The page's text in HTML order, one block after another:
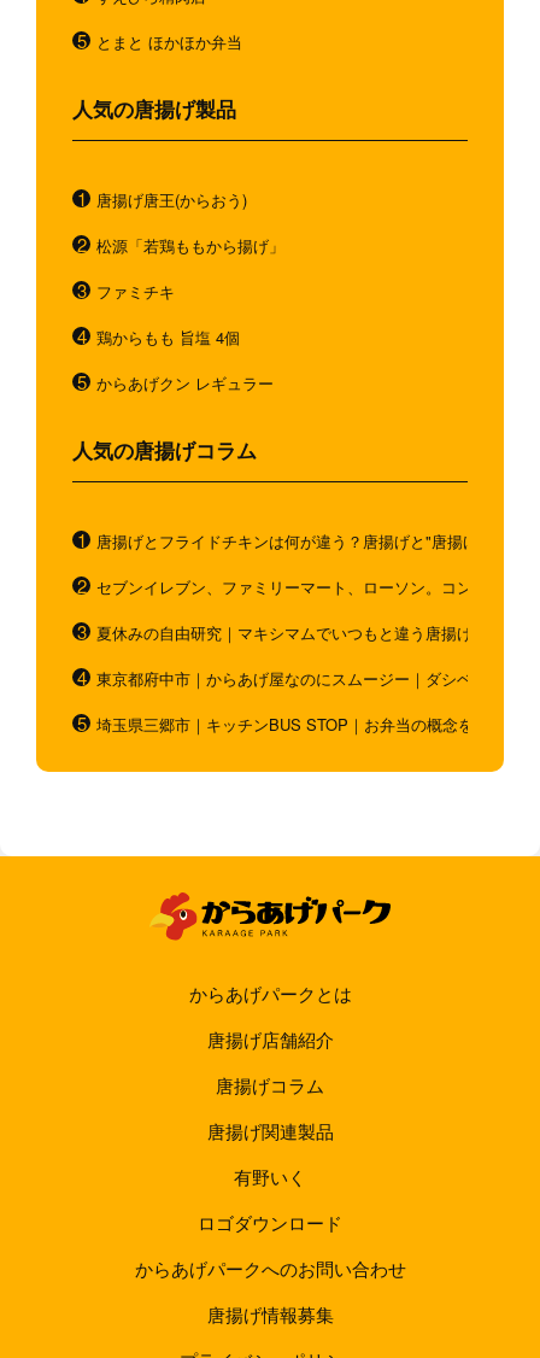
とまと ほかほか弁当
人気の唐揚げ製品
唐揚げ唐王(からおう)
松源「若鶏ももから揚げ」
ファミチキ
鶏からもも 旨塩 4個
からあげクン レギュラー
人気の唐揚げコラム
唐揚げとフライドチキンは何が違う？唐揚げと"唐揚げと似て
セブンイレブン、ファミリーマート、ローソン。コンビニの
夏休みの自由研究｜マキシマムでいつもと違う唐揚げを作ろう
東京都府中市｜からあげ屋なのにスムージー｜ダシベース唐
埼玉県三郷市｜キッチンBUS STOP｜お弁当の概念を超越！
からあげパークとは
唐揚げ店舗紹介
唐揚げコラム
唐揚げ関連製品
有野いく
ロゴダウンロード
からあげパークへのお問い合わせ
唐揚げ情報募集